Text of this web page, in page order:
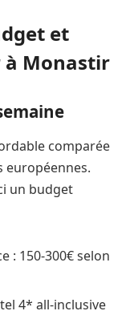
et
à Monastir
comparée
européennes.
un budget
: 150-300€ selon
4* all-inclusive